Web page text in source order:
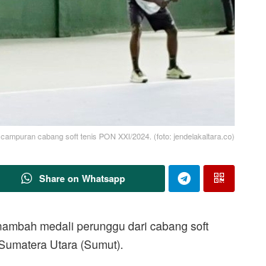
cabang soft tenis PON XXI/2024. (foto: jendelakaltara.co)
Share on Whatsapp
medali perunggu dari cabang soft
Utara (Sumut).